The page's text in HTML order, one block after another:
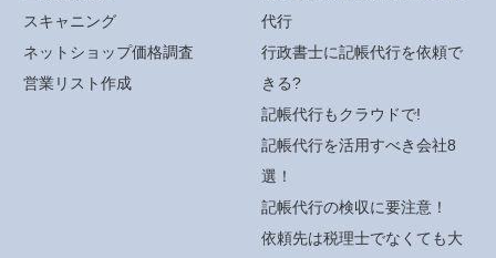
スキャニング
ネットショップ価格調査
営業リスト作成
代行
行政書士に記帳代行を依頼で
きる?
記帳代行もクラウドで!
記帳代行を活用すべき会社8
選！
記帳代行の検収に要注意！
依頼先は税理士でなくても大